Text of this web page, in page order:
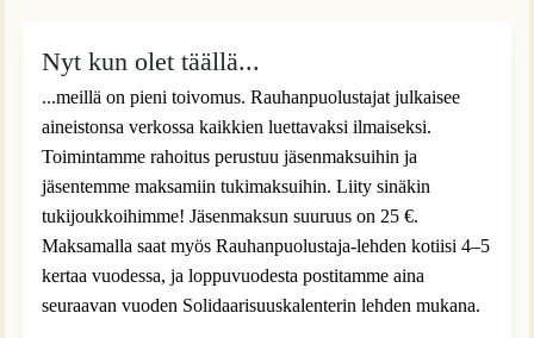
Nyt kun olet täällä...
...meillä on pieni toivomus. Rauhanpuolustajat julkaisee
aineistonsa verkossa kaikkien luettavaksi ilmaiseksi.
Toimintamme rahoitus perustuu jäsenmaksuihin ja
jäsentemme maksamiin tukimaksuihin. Liity sinäkin
tukijoukkoihimme! Jäsenmaksun suuruus on 25 €.
Maksamalla saat myös Rauhanpuolustaja-lehden kotiisi 4–5
kertaa vuodessa, ja loppuvuodesta postitamme aina
seuraavan vuoden Solidaarisuuskalenterin lehden mukana.